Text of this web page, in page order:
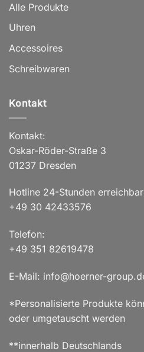
Alle Produkte
Uhren
Accessoires
Schreibwaren
Kontakt
Kontakt:
Oskar-Röder-Straße 3
01237 Dresden
Hotline 24-Stunden
+49 30 42433576
Telefon:
+49 351 82619478
E-Mail: info@hoerner-
*Personalisierte Produkte
oder umgetauscht werden
**innerhalb Deutschlands